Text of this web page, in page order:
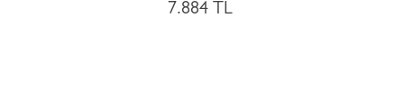
7.884 TL